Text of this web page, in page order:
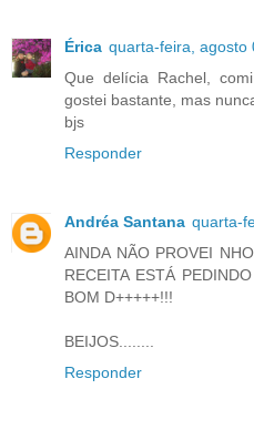
Érica quarta-feira, agosto
Que delícia Rachel,
gostei bastante, mas
bjs
Responder
Andréa Santana quarta-
AINDA NÃO PROVEI
RECEITA ESTÁ
BOM D+++++!!!
BEIJOS........
Responder